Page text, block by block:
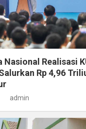
Realisasi
Rp 4,96
admin